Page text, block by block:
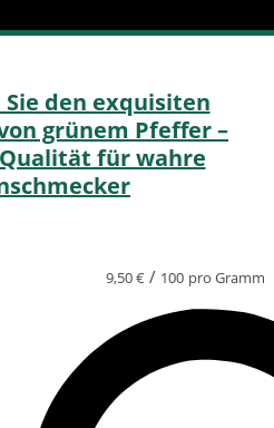
Sie den exquisiten
grünem Pfeffer –
für wahre
9,50€ / 100 pro Gramm